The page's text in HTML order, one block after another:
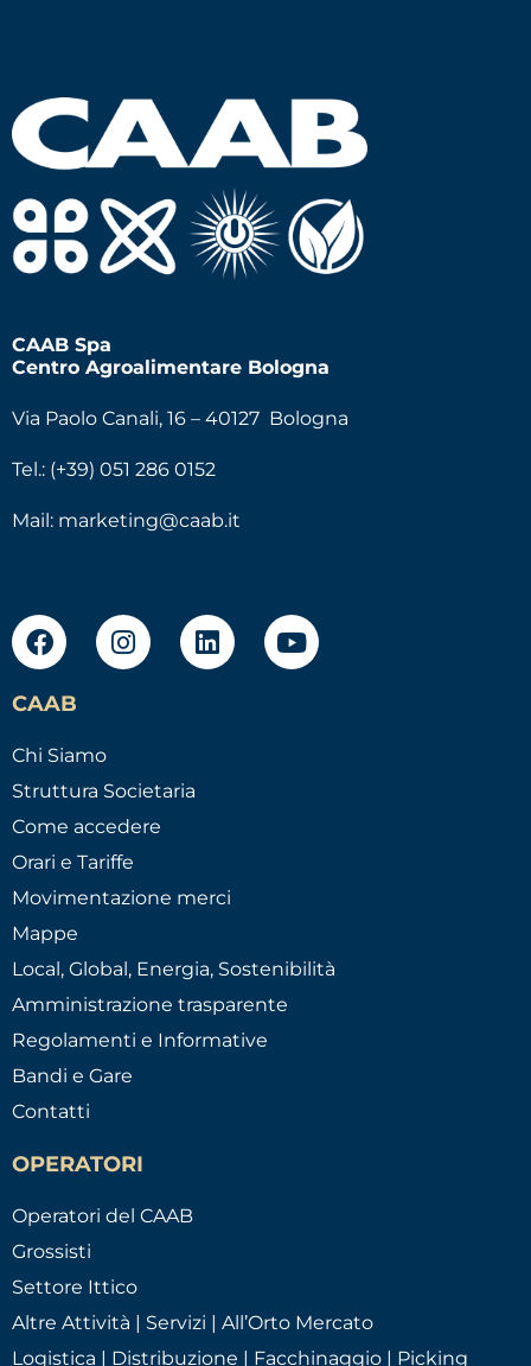
CAAB Spa
Centro Agroalimentare Bologna
Via Paolo Canali, 16 – 40127 Bologna
Tel.: (+39) 051 286 0152
Mail: marketing@caab.it
CAAB
Chi Siamo
Struttura Societaria
Come accedere
Orari e Tariffe
Movimentazione merci
Mappe
Local, Global, Energia, Sostenibilità
Amministrazione trasparente
Regolamenti e Informative
Bandi e Gare
Contatti
OPERATORI
Operatori del CAAB
Grossisti
Settore Ittico
Altre Attività | Servizi | All’Orto Mercato
Logistica | Distribuzione | Facchinaggio | Picking